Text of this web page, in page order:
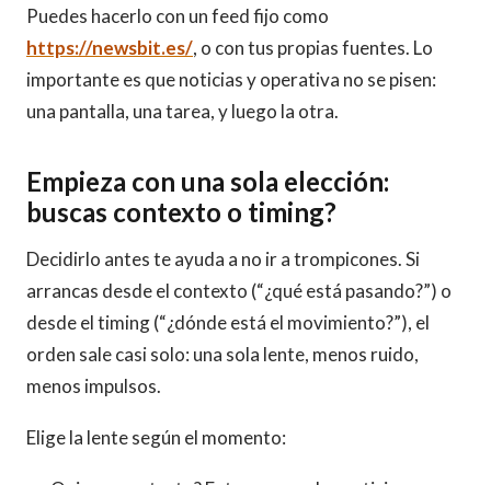
Puedes hacerlo con un feed fijo como
https://newsbit.es/, o con tus propias fuentes. Lo
importante es que noticias y operativa no se pisen:
una pantalla, una tarea, y luego la otra.
Empieza con una sola elección:
buscas contexto o timing?
Decidirlo antes te ayuda a no ir a trompicones. Si
arrancas desde el contexto (“¿qué está pasando?”) o
desde el timing (“¿dónde está el movimiento?”), el
orden sale casi solo: una sola lente, menos ruido,
menos impulsos.
Elige la lente según el momento: